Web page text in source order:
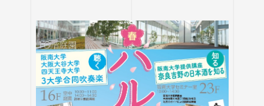
キャンパスマップ・施設紹介
大学施設の貸出について
大学広報・報道関係
短期大学部
Webシラバス科目一覧
性の多様性についての基本方針
ハラスメントに関する相談
生活支援
人事採用ご担当の方へ
卒業生の就職支援について
学内研究費
研究倫理審査
社会連携
奨学金
海外派遣の安全対策
ハルカス大学
学生ポータルサイト
各種証明書の申請
四天王寺大学公式SNS